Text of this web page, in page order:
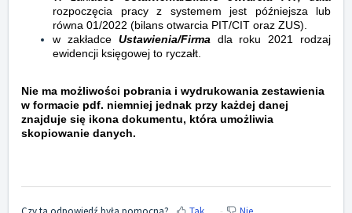
rozpoczęcia pracy z systemem jest późniejsza lub
równa 01/2022 (bilans otwarcia PIT/CIT oraz ZUS).
w zakładce Ustawienia/Firma dla roku 2021 rodzaj
ewidencji księgowej to ryczałt.
Nie ma możliwości pobrania i wydrukowania zestawienia
w formacie pdf. niemniej jednak przy każdej danej
znajduje się ikona dokumentu, która umożliwia
skopiowanie danych.